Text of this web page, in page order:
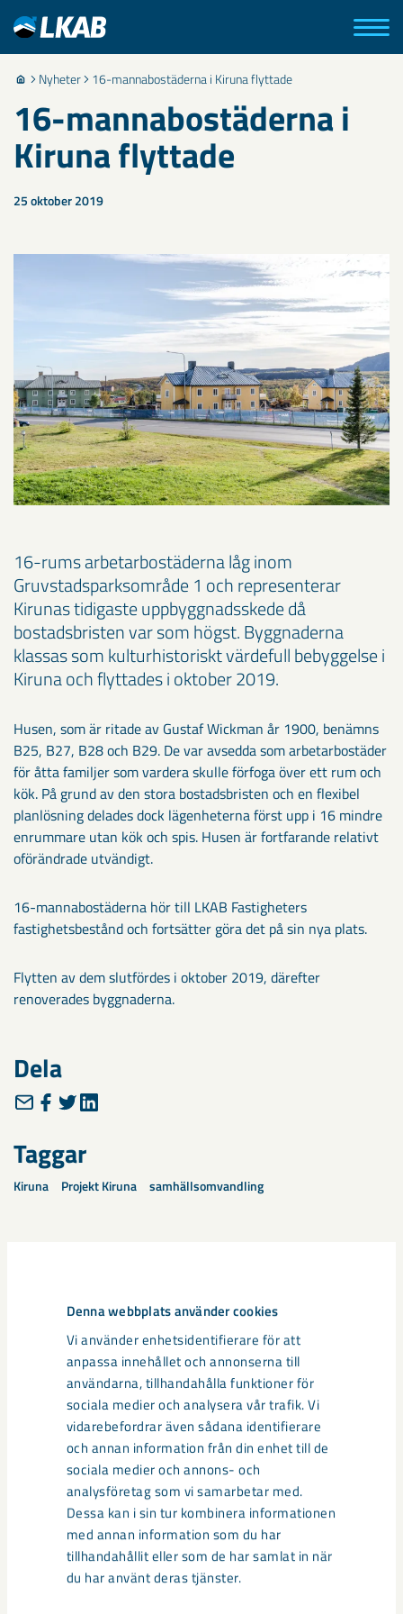
Denna webbplats använder cookies
Vi använder enhetsidentifierare för att
anpassa innehållet och annonserna till
användarna, tillhandahålla funktioner för
sociala medier och analysera vår trafik. Vi
vidarebefordrar även sådana identifierare
och annan information från din enhet till de
sociala medier och annons- och
analysföretag som vi samarbetar med.
Dessa kan i sin tur kombinera informationen
med annan information som du har
tillhandahållit eller som de har samlat in när
du har använt deras tjänster.
Nyheter 16-mannabostäderna i Kiruna flyttade
16-mannabostäderna i
Kiruna flyttade
25 oktober 2019
16-rums arbetarbostäderna låg inom
Gruvstadsparksområde 1 och representerar
Kirunas tidigaste uppbyggnadsskede då
bostadsbristen var som högst. Byggnaderna
klassas som kulturhistoriskt värdefull bebyggelse i
Kiruna och flyttades i oktober 2019.
Husen, som är ritade av Gustaf Wickman år 1900, benämns
B25, B27, B28 och B29. De var avsedda som arbetarbostäder
för åtta familjer som vardera skulle förfoga över ett rum och
kök. På grund av den stora bostadsbristen och en flexibel
planlösning delades dock lägenheterna först upp i 16 mindre
enrummare utan kök och spis. Husen är fortfarande relativt
oförändrade utvändigt.
16-mannabostäderna hör till LKAB Fastigheters
fastighetsbestånd och fortsätter göra det på sin nya plats.
Flytten av dem slutfördes i oktober 2019, därefter
renoverades byggnaderna.
Dela
Taggar
Kiruna Projekt Kiruna samhällsomvandling
Relaterat innehåll